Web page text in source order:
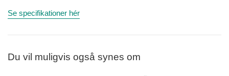
Se specifikationer hér
Du vil muligvis også synes om